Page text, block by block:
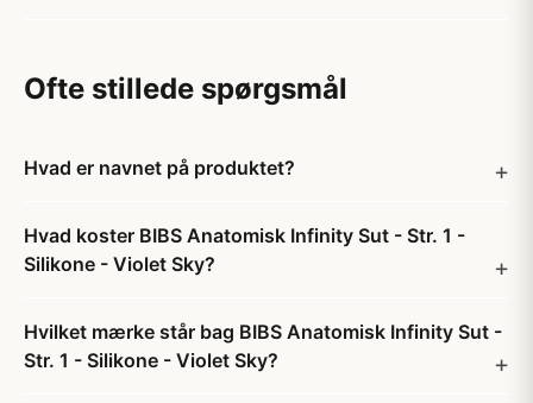
Ofte stillede spørgsmål
Hvad er navnet på produktet?
Hvad koster BIBS Anatomisk Infinity Sut - Str. 1 -
Silikone - Violet Sky?
Hvilket mærke står bag BIBS Anatomisk Infinity Sut -
Str. 1 - Silikone - Violet Sky?